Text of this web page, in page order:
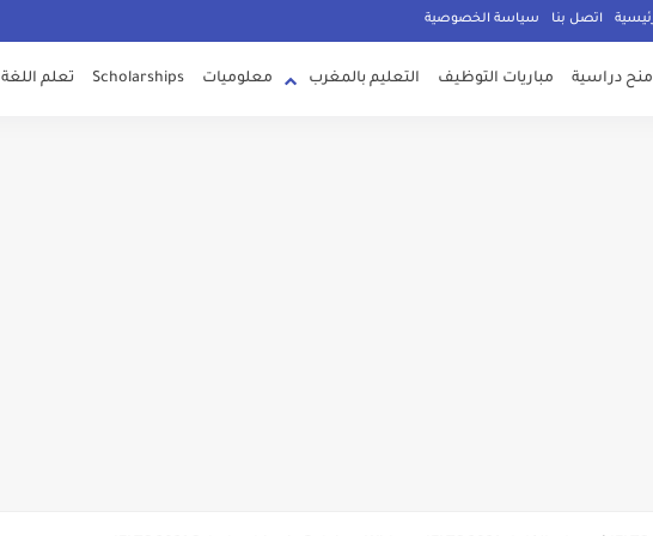
اتصل بنا سياسة الخصوصية
منح دراسية مباريات التوظيف التعليم بالمغرب معلوميات Scholarships تعلم اللغة